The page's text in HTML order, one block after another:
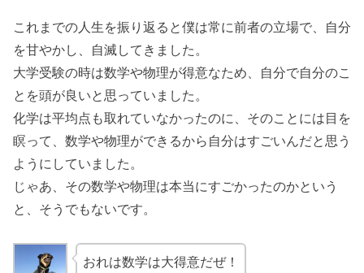
これまでの人生を振り返ると僕は常に前者の立場で、自分
を甘やかし、自滅してきました。
大学受験の時は数学や物理が得意なため、自分で自分のこ
とを頭が良いと思っていました。
化学は平均点も取れていなかったのに、そのことには目を
瞑って、数学や物理ができるから自分はすごいんだと思う
ようにしていました。
じゃあ、その数学や物理は本当にすごかったのかという
と、そうでもないです。
おれは数学は大得意だぜ！